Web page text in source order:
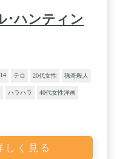
･ハンティン
テロ 20代女性 猟奇殺人
ハラハラ 40代女性洋画
しく見る